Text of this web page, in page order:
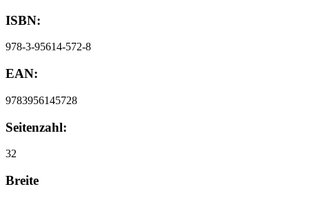
ISBN:
978-3-95614-572-8
EAN:
9783956145728
Seitenzahl:
32
Breite